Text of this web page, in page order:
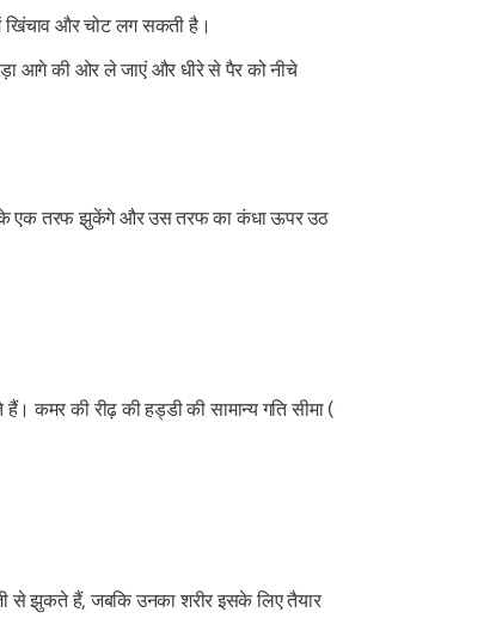
और चोट लग सकती है।
आगे की ओर ले जाएं और धीरे से पैर को नीचे
के एक तरफ झुकेंगे और उस तरफ का कंधा ऊपर उठ
कमर की रीढ़ की हड्डी की सामान्य गति सीमा (
से झुकते हैं, जबकि उनका शरीर इसके लिए तैयार